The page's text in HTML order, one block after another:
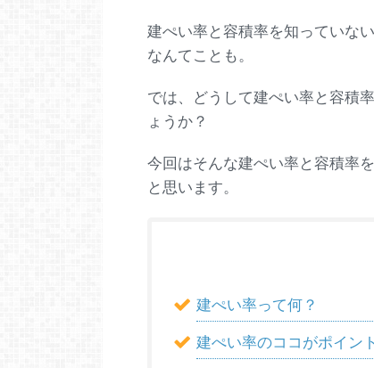
建ぺい率と容積率を知っていな
なんてことも。
では、どうして建ぺい率と容積
ょうか？
今回はそんな建ぺい率と容積率
と思います。
建ぺい率って何？
建ぺい率のココがポイント